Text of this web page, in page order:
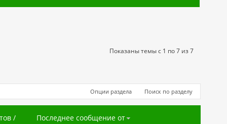
Показаны темы с 1 по 7 из 7
Опции раздела Поиск по разделу
/
Последнее сообщение от